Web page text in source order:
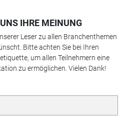
IHRE MEINUNG
Leser zu allen Branchenthemen
Bitte achten Sie bei Ihren
um allen Teilnehmern eine
zu ermöglichen. Vielen Dank!